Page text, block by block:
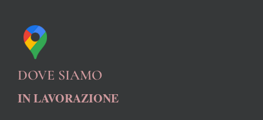
DOVE SIAMO
IN LAVORAZIONE